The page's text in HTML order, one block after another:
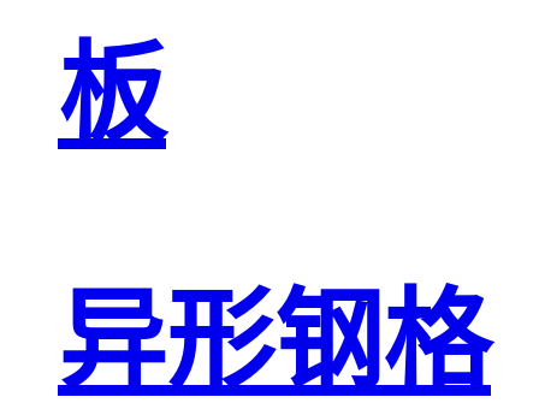
板
异形钢格